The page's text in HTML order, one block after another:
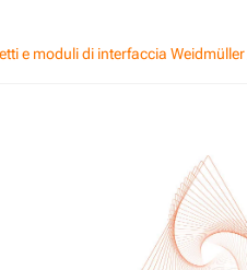
e moduli di interfaccia Weidmüller